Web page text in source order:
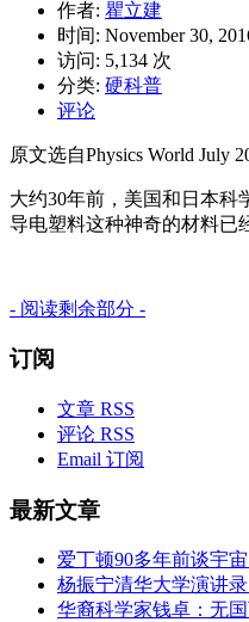
作者: 瞿立建
时间: November 30,
访问: 5,134 次
分类: 硬科普
评论
原文选自Physics World July
大约30年前，美国和日本科
导电塑料这种神奇的材料已
- 阅读剩余部分 -
订阅
文章 RSS
评论 RSS
Email 订阅
最新文章
爱丁顿90多年前谈宇
杨振宁清华大学演讲
华裔科学家钱卓：无